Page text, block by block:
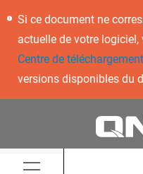
Si ce document ne
actuelle de votre
Centre de téléchargement
versions disponibles du